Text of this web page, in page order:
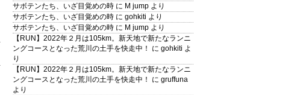
サボテンたち、いざ目覚めの時 に M jump より
サボテンたち、いざ目覚めの時 に gohkiti より
サボテンたち、いざ目覚めの時 に M jump より
【RUN】2022年２月は105km。新天地で新たなランニ
ングコースとなった荒川の土手を快走中！
に gohkiti よ
り
【RUN】2022年２月は105km。新天地で新たなランニ
ングコースとなった荒川の土手を快走中！
に gruffuna
より